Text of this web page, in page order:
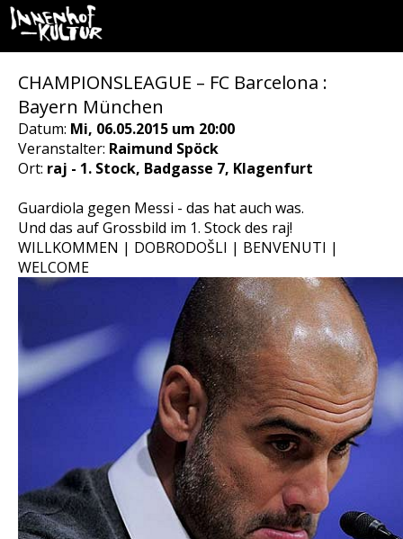
CHAMPIONSLEAGUE – FC Barcelona :
Bayern München
Datum: Mi, 06.05.2015 um 20:00
Veranstalter: Raimund Spöck
Ort: raj - 1. Stock, Badgasse 7, Klagenfurt
Guardiola gegen Messi - das hat auch was.
Und das auf Grossbild im 1. Stock des raj!
WILLKOMMEN | DOBRODOŠLI | BENVENUTI |
WELCOME